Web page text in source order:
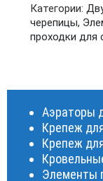
Категории:
черепицы,
проходки для
Аэраторы
Крепеж
Крепеж
Элементы